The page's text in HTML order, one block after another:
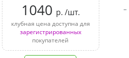
1040 р. /шт.
клубная цена доступна для
зарегистрированных
покупателей